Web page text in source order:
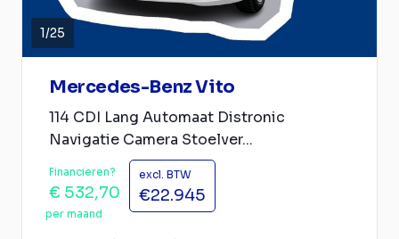
1/25
Mercedes-Benz Vito
114 CDI Lang Automaat Distronic
Navigatie Camera Stoelver...
Financieren?
€ 532,70
per maand
excl. BTW
€22.945